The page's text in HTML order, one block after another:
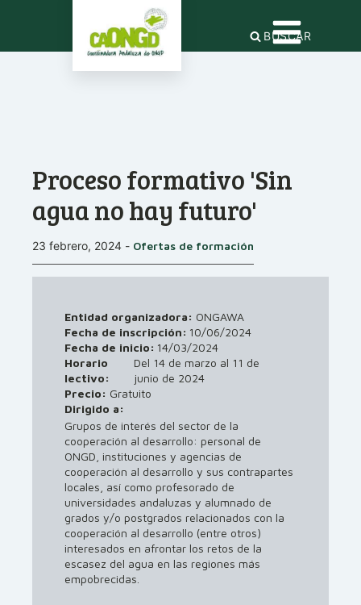
BUSCAR
Proceso formativo 'Sin
agua no hay futuro'
23 febrero, 2024 - Ofertas de formación
Entidad organizadora: ONGAWA
Fecha de inscripción: 10/06/2024
Fecha de inicio: 14/03/2024
Horario
lectivo:
Del 14 de marzo al 11 de
junio de 2024
Precio: Gratuito
Dirigido a:
Grupos de interés del sector de la
cooperación al desarrollo: personal de
ONGD, instituciones y agencias de
cooperación al desarrollo y sus contrapartes
locales, así como profesorado de
universidades andaluzas y alumnado de
grados y/o postgrados relacionados con la
cooperación al desarrollo (entre otros)
interesados en afrontar los retos de la
escasez del agua en las regiones más
empobrecidas.